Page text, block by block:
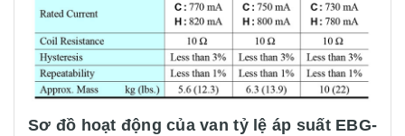
Sơ đồ hoạt động của van tỷ lệ áp suất EBG-